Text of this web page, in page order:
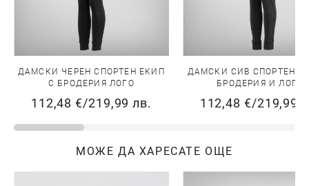
ДАМСКИ ЧЕРЕН СПОРТЕН ЕКИП
С БРОДЕРИЯ ЛОГО
112,48 €/219,99 лв.
ДАМСКИ СИВ СПОРТЕН
БРОДЕРИЯ И ЛОГО
112,48 €/219,99
МОЖЕ ДА ХАРЕСАТЕ ОЩЕ